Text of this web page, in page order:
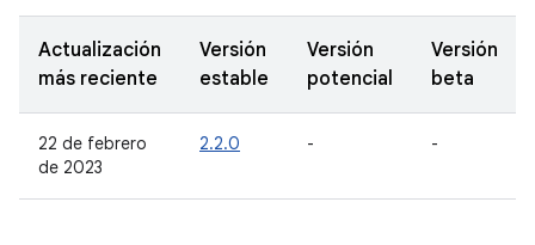
Actualización
más reciente
Versión
estable
Versión
potencial
Versión
beta
22 de febrero
de 2023
2.2.0 - -